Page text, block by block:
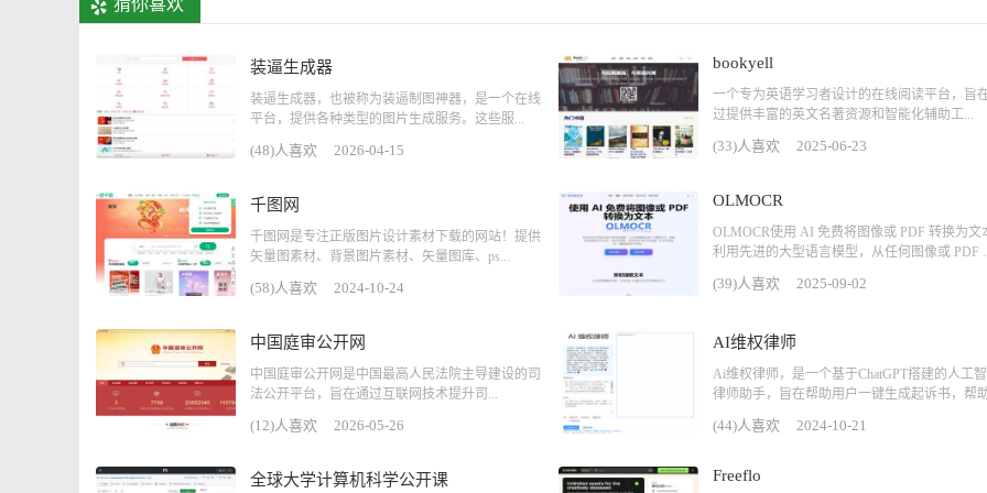
猜你喜欢
装逼生成器
装逼生成器，也被称为装逼制图神器，是一个在线
平台，提供各种类型的图片生成服务。这些服...
(48)人喜欢 2026-04-15
bookyell
一个专为英语学习者设计的在线阅读平台，旨
过提供丰富的英文名著资源和智能化辅助工...
(33)人喜欢 2025-06-23
千图网
千图网是专注正版图片设计素材下载的网站！提供
矢量图素材、背景图片素材、矢量图库、ps...
(58)人喜欢 2024-10-24
OLMOCR
OLMOCR使用 AI 免费将图像或 PDF 转换为文
利用先进的大型语言模型，从任何图像或 PDF
(39)人喜欢 2025-09-02
中国庭审公开网
中国庭审公开网是中国最高人民法院主导建设的司
法公开平台，旨在通过互联网技术提升司...
(12)人喜欢 2026-05-26
AI维权律师
Ai维权律师，是一个基于ChatGPT搭建的人工
律师助手，旨在帮助用户一键生成起诉书，帮
(44)人喜欢 2024-10-21
全球大学计算机科学公开课 Freeflo